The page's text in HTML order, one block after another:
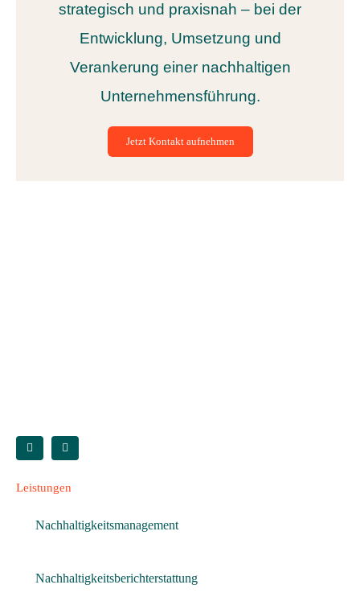
strategisch und praxisnah – bei der
Entwicklung, Umsetzung und
Verankerung einer nachhaltigen
Unternehmensführung.
Jetzt Kontakt aufnehmen
Leistungen
Nachhaltigkeitsmanagement
Nachhaltigkeitsberichterstattung